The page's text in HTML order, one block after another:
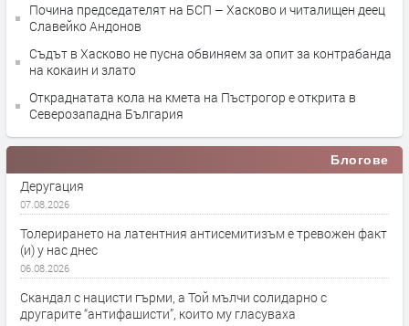
Почина председателят на БСП – Хасково и читалищен деец
Славейко Андонов
Съдът в Хасково не пусна обвиняем за опит за контрабанда
на кокаин и злато
Откраднатата кола на кмета на Пъстрогор е открита в
Северозападна България
Блогове
Деругация
07.08.2026
Толерирането на латентния антисемитизъм е тревожен факт
(и) у нас днес
06.08.2026
Скандал с нацисти гърми, а Той мълчи солидарно с
другарите “антифашисти”, които му гласуваха